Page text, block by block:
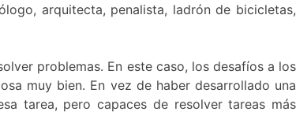
arquitecta, penalista, ladrón de bicicletas,
problemas. En este caso, los desafíos a los
muy bien. En vez de haber desarrollado una
tarea, pero capaces de resolver tareas más